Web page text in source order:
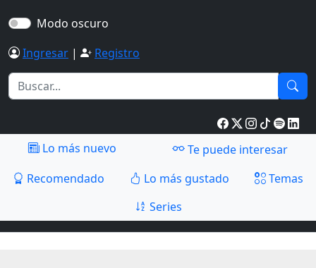
Modo oscuro
Ingresar | Registro
Lo más nuevo
Te puede interesar
Recomendado
Lo más gustado
Temas
Series